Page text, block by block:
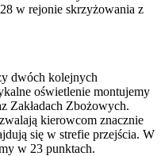
w rejonie skrzyżowania z
dwóch kolejnych
oświetlenie montujemy
Zakładach Zbożowych.
kierowcom znacznie
się w strefie przejścia. W
w 23 punktach.